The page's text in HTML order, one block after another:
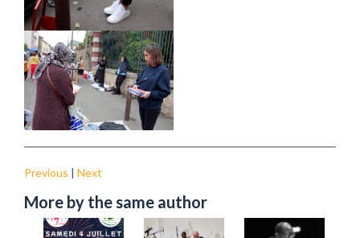
Previous | Next
More by the same author